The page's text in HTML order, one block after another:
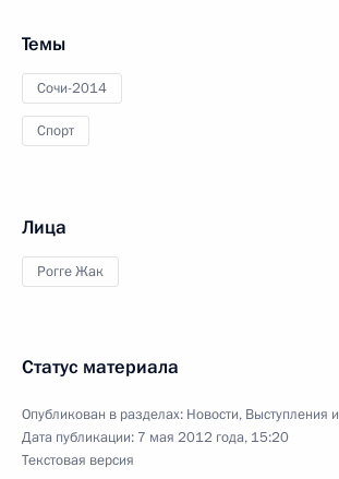
Темы
Сочи-2014
Спорт
Лица
Рогге Жак
Статус материала
Опубликован в разделах: Новости, Выступления
Дата публикации: 7 мая 2012 года, 15:20
Текстовая версия